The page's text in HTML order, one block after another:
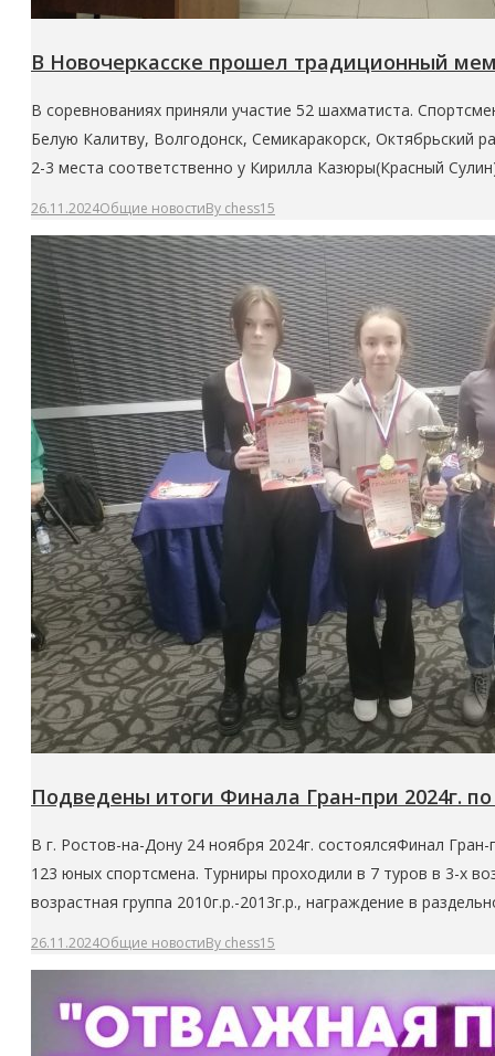
В Новочеркасске прошел традиционный
В соревнованиях приняли участие 52 шахматиста.
Белую Калитву, Волгодонск, Семикаракорск, Октябрьский
2-3 места соответственно у Кирилла Казюры(Красный
26.11.2024Общие новостиBy chess15
Подведены итоги Финала Гран-при 2024г.
В г. Ростов-на-Дону 24 ноября 2024г. состоялсяФинал
123 юных спортсмена. Турниры проходили в 7 туров в 3-х
возрастная группа 2010г.р.-2013г.р., награждение в
26.11.2024Общие новостиBy chess15